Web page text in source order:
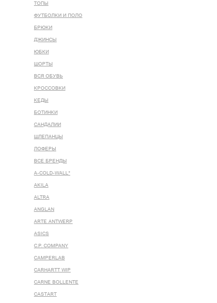
ТОПЫ
ФУТБОЛКИ И ПОЛО
БРЮКИ
ДЖИНСЫ
ЮБКИ
ШОРТЫ
ВСЯ ОБУВЬ
КРОССОВКИ
КЕДЫ
БОТИНКИ
САНДАЛИИ
ШЛЕПАНЦЫ
ЛОФЕРЫ
ВСЕ БРЕНДЫ
A-COLD-WALL*
AKILA
ALTRA
ANGLAN
ARTE ANTWERP
ASICS
C.P. COMPANY
CAMPERLAB
CARHARTT WIP
CARNE BOLLENTE
CASTART